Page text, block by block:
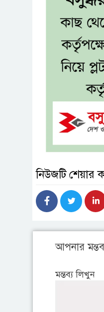
নিউজটি শেয়ার
আপনার
মন্তব্য লিখুন